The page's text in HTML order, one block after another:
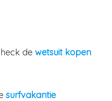
de wetsuit kopen
surfvakantie